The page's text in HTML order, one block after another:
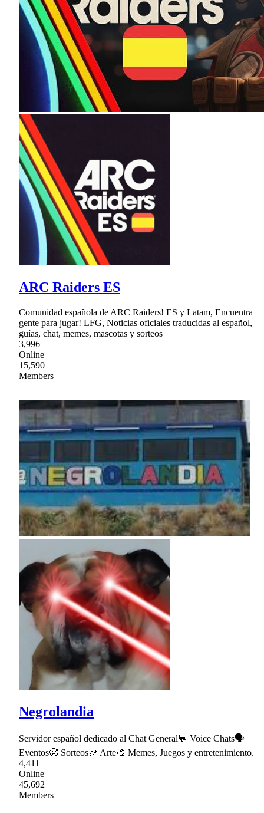
ARC Raiders ES
Comunidad española de ARC Raiders! ES y Latam, Encuentra
gente para jugar! LFG, Noticias oficiales traducidas al español,
guías, chat, memes, mascotas y sorteos
3,996
Online
15,590
Members
Negrolandia
Servidor español dedicado al Chat General💬 Voice Chats🗣
Eventos🥵 Sorteos🎉 Arte🎨 Memes, Juegos y entretenimiento.
4,411
Online
45,692
Members